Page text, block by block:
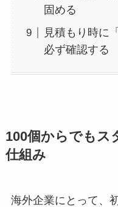
固める
見積もり時に
必ず確認する
100個からでもス
仕組み
海外企業にとって、